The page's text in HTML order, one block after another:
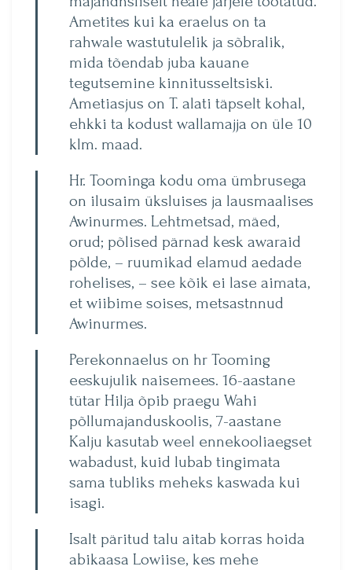
Ametites kui ka eraelus on ta
rahwale wastutulelik ja sõbralik,
mida tõendab juba kauane
tegutsemine kinnitusseltsiski.
Ametiasjus on T. alati täpselt kohal,
ehkki ta kodust wallamajja on üle 10
klm. maad.
Hr. Toominga kodu oma ümbrusega
on ilusaim üksluises ja lausmaalises
Awinurmes. Lehtmetsad, mäed,
orud; põlised pärnad kesk awaraid
põlde, – ruumikad elamud aedade
rohelises, – see kõik ei lase aimata,
et wiibime soises, metsastnnud
Awinurmes.
Perekonnaelus on hr Tooming
eeskujulik naisemees. 16-aastane
tütar Hilja õpib praegu Wahi
põllumajanduskoolis, 7-aastane
Kalju kasutab weel ennekooliaegset
wabadust, kuid lubab tingimata
sama tubliks meheks kaswada kui
isagi.
Isalt päritud talu aitab korras hoida
abikaasa Lowiise, kes mehe